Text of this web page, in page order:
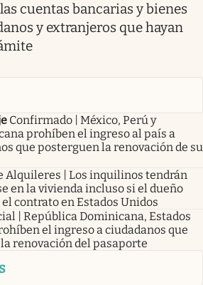
cuentas bancarias y bienes
y extranjeros que hayan
Confirmado | México, Perú y
prohíben el ingreso al país a
que posterguen la renovación de su
Alquileres | Los inquilinos tendrán
en la vivienda incluso si el dueño
contrato en Estados Unidos
| República Dominicana, Estados
el ingreso a ciudadanos que
renovación del pasaporte